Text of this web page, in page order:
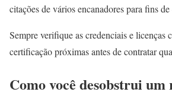
citações de vários encanadores para fins
Sempre verifique as credenciais e licenças
certificação próximas antes de contratar
Como você desobstrui